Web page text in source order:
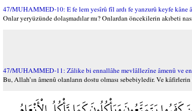
47/MUHAMMED-10: E fe lem yesîrû fîl ardı fe yanzurû keyfe
Onlar yeryüzünde dolaşmadılar mı? Onlardan öncekilerin akıbeti
47/MUHAMMED-11: Zâlike bi ennallâhe mevlâllezîne âmenû ve
Bu, Allah’ın âmenû olanların dostu olması sebebiyledir. Ve